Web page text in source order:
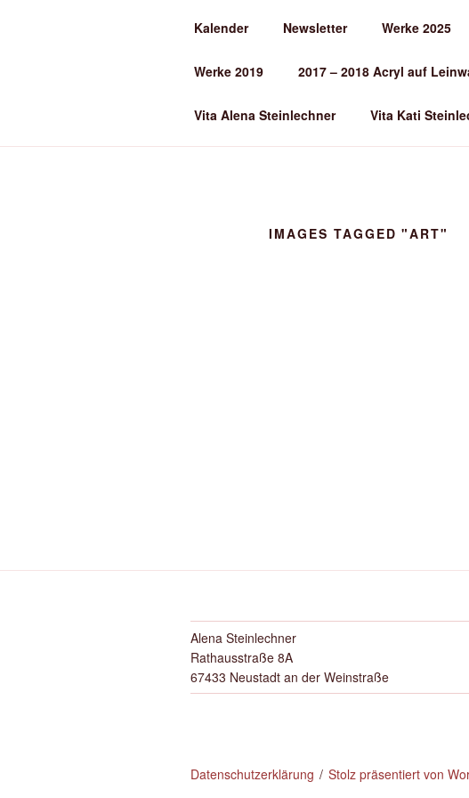
ALENA
Kalender Newsletter Werke 2025
Werke 2019 2017 – 2018 Acryl auf
Vita Alena Steinlechner Vita Kati
IMAGES TAGGED "ART"
Alena Steinlechner
Rathausstraße 8A
67433 Neustadt an der Weinstraße
Datenschutzerklärung Stolz präsentiert von